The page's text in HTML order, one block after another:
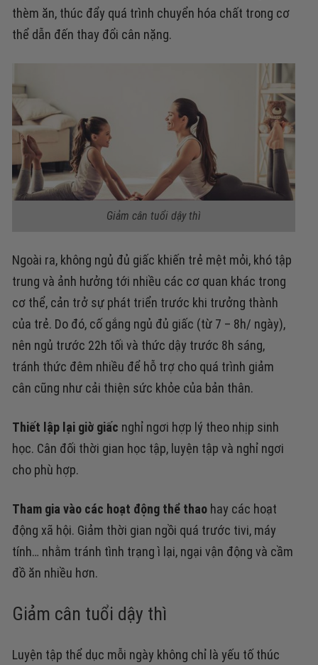
thèm ăn, thúc đẩy quá trình chuyển hóa chất trong cơ
thể dẫn đến thay đổi cân nặng.
Giảm cân tuổi dậy thì
Ngoài ra, không ngủ đủ giấc khiến trẻ mệt mỏi, khó tập
trung và ảnh hưởng tới nhiều các cơ quan khác trong
cơ thể, cản trở sự phát triển trước khi trưởng thành
của trẻ. Do đó, cố gắng ngủ đủ giấc (từ 7 – 8h/ ngày),
nên ngủ trước 22h tối và thức dậy trước 8h sáng,
tránh thức đêm nhiều để hỗ trợ cho quá trình giảm
cân cũng như cải thiện sức khỏe của bản thân.
Thiết lập lại giờ giấc nghỉ ngơi hợp lý theo nhịp sinh
học. Cân đối thời gian học tập, luyện tập và nghỉ ngơi
cho phù hợp.
Tham gia vào các hoạt động thể thao hay các hoạt
động xã hội. Giảm thời gian ngồi quá trước tivi, máy
tính… nhằm tránh tình trạng ì lại, ngại vận động và cầm
đồ ăn nhiều hơn.
Giảm cân tuổi dậy thì
Luyện tập thể dục mỗi ngày không chỉ là yếu tố thúc